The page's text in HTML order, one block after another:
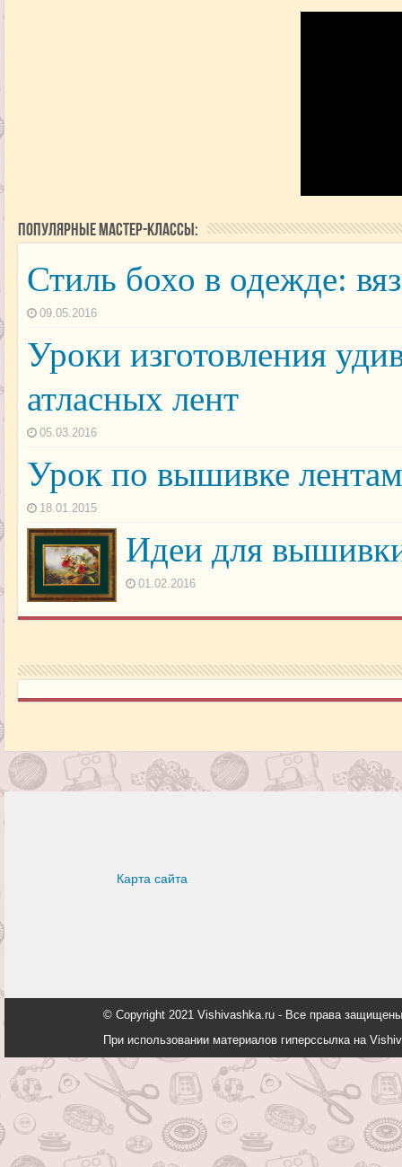
Популярные мастер-классы:
Стиль бохо в одежде:
09.05.2016
Уроки изготовления
атласных лент
05.03.2016
Урок по вышивке
18.01.2015
Идеи для
01.02.2016
Карта сайта
© Copyright 2021 Vishivashka.ru - Все права
При использовании материалов гиперссылка на